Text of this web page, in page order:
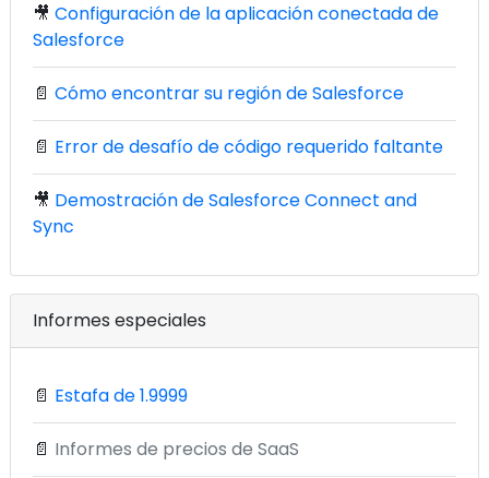
🎥 Configuración de la aplicación conectada de
Salesforce
📄 Cómo encontrar su región de Salesforce
📄 Error de desafío de código requerido faltante
🎥 Demostración de Salesforce Connect and
Sync
Informes especiales
📄 Estafa de 1.9999
📄 Informes de precios de SaaS